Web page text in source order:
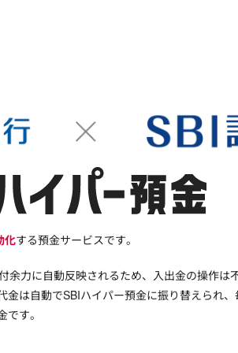
化する預金サービスです。
余力に自動反映されるため、入出金の操作は
金は自動でSBIハイパー預金に振り替えられ
す。